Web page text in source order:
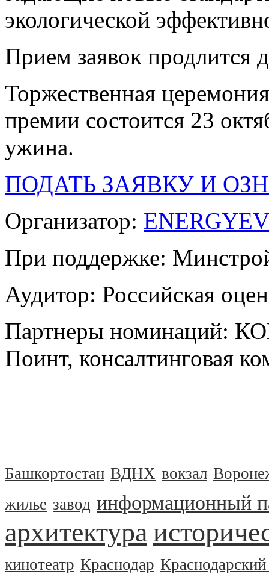
экологической
Прием заявок продлится
Торжественная
премии состоится 23
ужина.
ПОДАТЬ ЗАЯВКУ И
Организатор:
При поддержке:
Аудитор: Российская
Партнеры номинаций:
Поинт, консалтинговая
Башкортостан ВДНХ вокзал
жилье завод информационный
архитектура
кинотеатр Краснодар